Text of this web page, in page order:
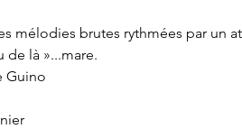
mélodies brutes rythmées par un
de là »...mare.
Guino